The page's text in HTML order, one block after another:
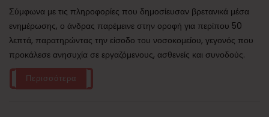
Σύμφωνα με τις πληροφορίες που δημοσίευσαν βρετανικά μέσα
ενημέρωσης, ο άνδρας παρέμεινε στην οροφή για περίπου 50
λεπτά, παρατηρώντας την είσοδο του νοσοκομείου, γεγονός που
προκάλεσε ανησυχία σε εργαζόμενους, ασθενείς και συνοδούς.
Περισσότερα